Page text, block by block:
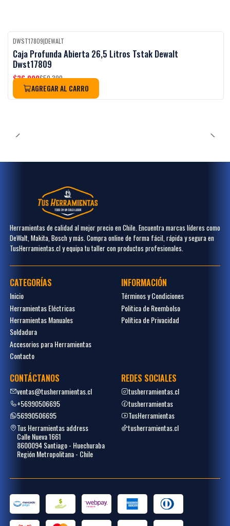
-27%OFF Black Week
DWST17809|DEWALT
Caja Profunda Abierta 26,5 Litros Tstak Dewalt
Dwst17809
$36.990$50.390
AGREGAR AL CARRO
Herramientas de calidad al mejor precio en Chile. Encuentra marcas líderes como
DeWalt, Makita, Bosch y más. Compra online de forma fácil, rápida y segura en
TusHerramientas.cl y equipa tu taller con productos profesionales.
CATEGORÍAS
Inicio
Herramientas Eléctricas
Herramientas Manuales
Soldadura
Accesorios para Herramientas
Contacto
INFORMACIÓN
Términos y Condiciones
Politica de Reembolso
Política de Privacidad
CONTÁCTANOS
ventas@tusherramientas.cl
+56990506695
56990506695
Tus Herramientas address
Calle Nueva 1661
8600094 Santiago - Huechuraba
Región Metropolitana - Chile
REDES SOCIALES
tusherramientas.cl
tusherramientas
TusHerramientas
tusherramientas.cl